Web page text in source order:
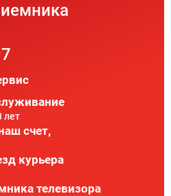
лет
счет,
курьера
телевизора